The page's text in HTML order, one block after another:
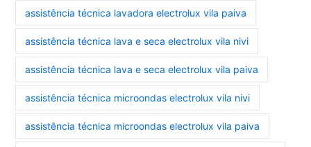
assistência técnica lavadora electrolux vila paiva
assistência técnica lava e seca electrolux vila nivi
assistência técnica lava e seca electrolux vila paiva
assistência técnica microondas electrolux vila nivi
assistência técnica microondas electrolux vila paiva